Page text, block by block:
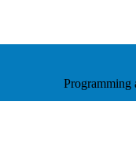
Programming